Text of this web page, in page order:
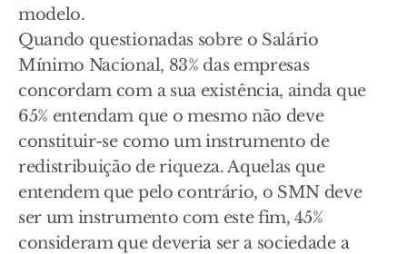
modelo.
Quando questionadas sobre o Salário
Mínimo Nacional, 83% das empresas
concordam com a sua existência, ainda que
65% entendam que o mesmo não deve
constituir-se como um instrumento de
redistribuição de riqueza. Aquelas que
entendem que pelo contrário, o SMN deve
ser um instrumento com este fim, 45%
consideram que deveria ser a sociedade a